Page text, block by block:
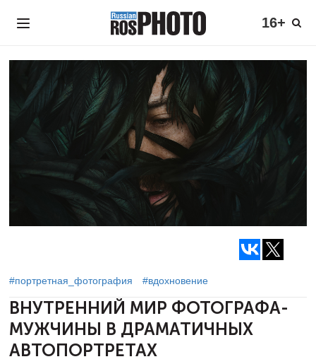
16+
#портретная_фотография #вдохновение
ВНУТРЕННИЙ МИР ФОТОГРАФА-
МУЖЧИНЫ
В ДРАМАТИЧНЫХ
АВТОПОРТРЕТАХ